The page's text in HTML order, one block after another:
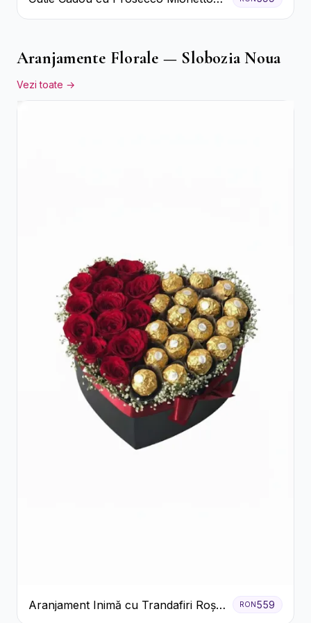
Ferrero Rocher și Flori Pastelate
Aranjamente Florale — Slobozia Noua
Vezi toate →
Aranjament Inimă cu Trandafiri Roșii
RON 559